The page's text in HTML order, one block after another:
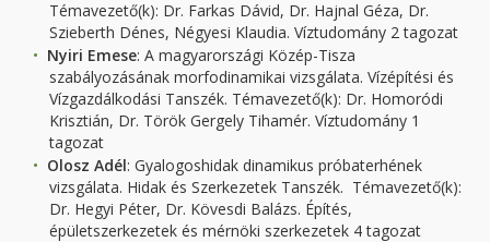
Témavezető(k): Dr. Farkas Dávid, Dr. Hajnal Géza, Dr.
Szieberth Dénes, Négyesi Klaudia. Víztudomány 2 tagozat
Nyiri Emese: A magyarországi Közép-Tisza
szabályozásának morfodinamikai vizsgálata. Vízépítési és
Vízgazdálkodási Tanszék. Témavezető(k): Dr. Homoródi
Krisztián, Dr. Török Gergely Tihamér. Víztudomány 1
tagozat
Olosz Adél: Gyalogoshidak dinamikus próbaterhének
vizsgálata. Hidak és Szerkezetek Tanszék. Témavezető(k):
Dr. Hegyi Péter, Dr. Kövesdi Balázs. Építés,
épületszerkezetek és mérnöki szerkezetek 4 tagozat